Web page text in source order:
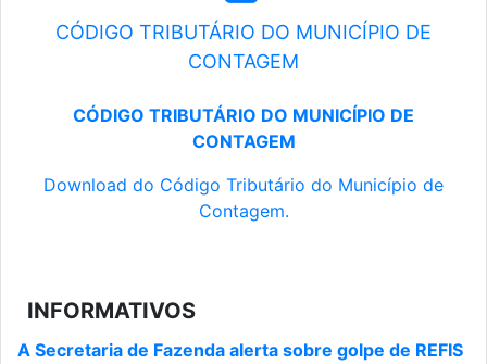
CÓDIGO TRIBUTÁRIO DO MUNICÍPIO DE
CONTAGEM
CÓDIGO TRIBUTÁRIO DO MUNICÍPIO DE
CONTAGEM
Download do Código Tributário do Município de
Contagem.
INFORMATIVOS
A Secretaria de Fazenda alerta sobre golpe de REFIS